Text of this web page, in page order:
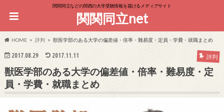
関関同立などの関西の大学受験情報を届けるメディアサイト
関関同立net
HOME 評判 獣医学部のある大学の偏差値・倍率・難易度・定員・学費・就職まとめ
2017.08.29 2017.11.11 評判
獣医学部のある大学の偏差値・倍率・難易度・定
員・学費・就職まとめ